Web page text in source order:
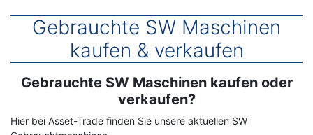
Gebrauchte SW Maschinen
kaufen & verkaufen
Term
Gebrauchte SW Maschinen kaufen oder
verkaufen?
Hier bei Asset-Trade finden Sie unsere aktuellen SW